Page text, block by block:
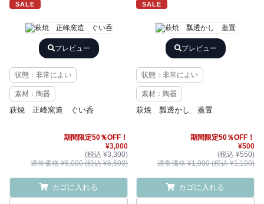
SALE
プレビュー
状態：非常によい
素材：陶器
萩焼 正峰窯造 ぐい呑
期間限定50％OFF！
¥3,000
(税込 ¥3,300)
通常価格 ¥6,000 (税込 ¥6,600)
カゴに入れる
SALE
プレビュー
状態：非常によい
素材：陶器
萩焼 瓢透かし 蓋置
期間限定50％OFF！
¥500
(税込 ¥550)
通常価格 ¥1,000 (税込 ¥1,100)
カゴに入れる